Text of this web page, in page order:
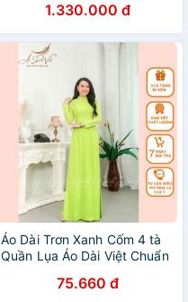
1.330.000 đ
Áo Dài Trơn Xanh Cốm 4 tà
Quần Lụa Áo Dài Việt Chuẩn
75.660 đ